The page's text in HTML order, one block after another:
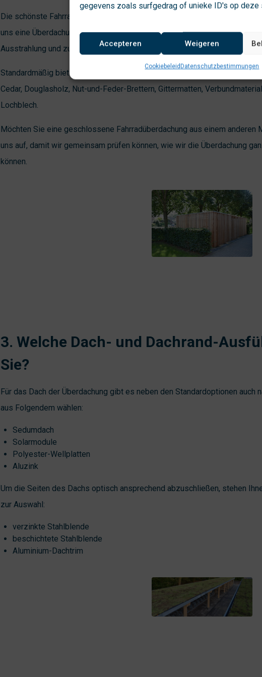
gegevens zoals surfgedrag of unieke ID's op deze
Accepteren Weigeren
Cookiebeleid Datenschutzbestimmungen
Die schönste Fahrradüberdachung ist die, die sich harmonisch in ihre
uns eine Überdachung aus nahezu jedem Material wählen.
Ausstrahlung und zum Design der Überdachung.
Standardmäßig bieten wir Überdachungen aus: Hartholz, zirkulärem
Cedar, Douglasholz, Nut-und-Feder-Brettern, Gittermatten,
Lochblech.
Möchten Sie eine geschlossene Fahrradüberdachung aus einem anderen
uns auf, damit wir gemeinsam prüfen können, wie wir die Überdachung
können.
3. Welche Dach- und Dachrand-
Sie?
Für das Dach der Überdachung gibt es neben den Standardoptionen auch
aus Folgendem wählen:
Sedumdach
Solarmodule
Polyester-Wellplatten
Aluzink
Um die Seiten des Dachs optisch ansprechend abzuschließen, stehen
zur Auswahl:
verzinkte Stahlblende
beschichtete Stahlblende
Aluminium-Dachtrim